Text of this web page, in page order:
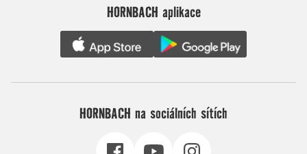
HORNBACH aplikace
HORNBACH na sociálních sítích